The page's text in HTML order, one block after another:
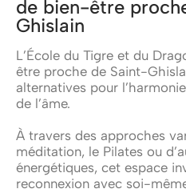
de bien-être
Ghislain
L’École du Tigre et du
être proche de Saint-
alternatives pour
de l’âme.
À travers des approches
méditation, le Pilates ou
énergétiques, cet espace
reconnexion avec soi-